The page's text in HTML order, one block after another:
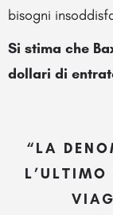
bisogni
Si stima che
dollari di
“LA
L’ULTIMO